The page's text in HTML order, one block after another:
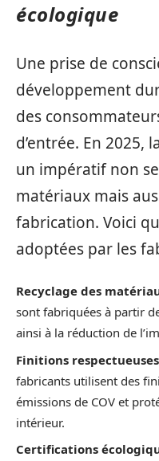
écologique
Une prise de
développement
des
d’entrée. En 2025,
un impératif non
matériaux mais
fabrication. Voici
adoptées par les
Recyclage des
sont fabriquées à partir
ainsi à la réduction de
Finitions
fabricants utilisent des
émissions de COV et
intérieur.
Certifications